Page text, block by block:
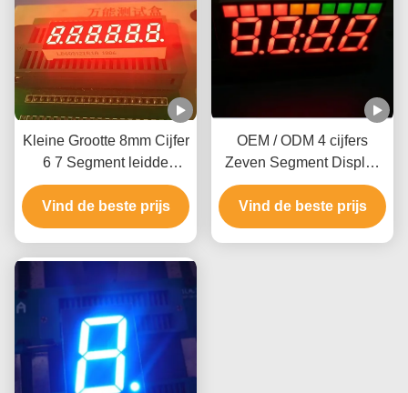
Kleine Grootte 8mm Cijfer
6 7 Segment leidde
Vertoning 0.31inch voor
Tempearture-Indicator
Vind de beste prijs
OEM / ODM 4 cijfers
Zeven Segment Display
met CMOS ITL-circuit
Vind de beste prijs